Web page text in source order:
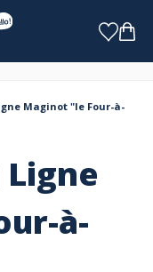
Maginot "le Four-à-
à-